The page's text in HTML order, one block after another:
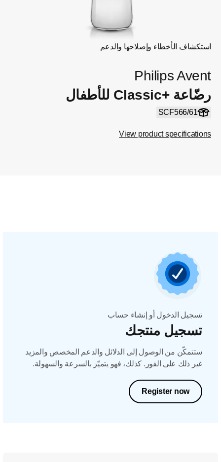
استكشاف الأخطاء وإصلاحها والدعم
Philips Avent
رضّاعة Classic+‎ للأطفال
SCF566/61
View product specifications
تسجيل الدخول أو إنشاء حساب
تسجيل منتجك
ستتمكّن من الوصول إلى الدلائل والدعم المخصص والمزيد
غير ذلك على الفور. كذلك، فهو يتميّز بالسرعة والسهولة.
Register now